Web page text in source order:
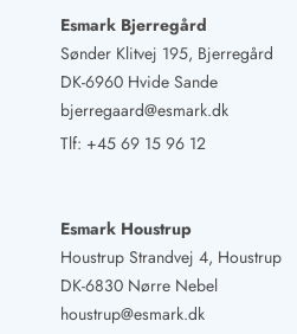
Esmark Bjerregård
Sønder Klitvej 195, Bjerregård
DK-6960 Hvide Sande
bjerregaard@esmark.dk
Tlf: +45 69 15 96 12
Esmark Houstrup
Houstrup Strandvej 4, Houstrup
DK-6830 Nørre Nebel
houstrup@esmark.dk